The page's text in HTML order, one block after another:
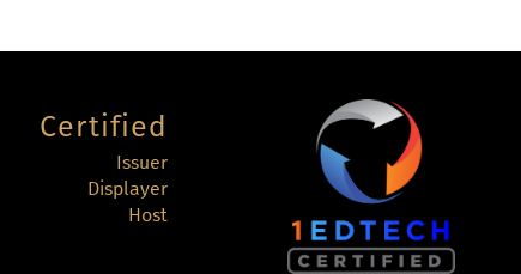
Certified
Issuer
Displayer
Host